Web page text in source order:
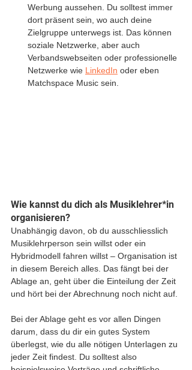
Werbung aussehen. Du solltest immer
dort präsent sein, wo auch deine
Zielgruppe unterwegs ist. Das können
soziale Netzwerke, aber auch
Verbandswebseiten oder professionelle
Netzwerke wie LinkedIn oder eben
Matchspace Music sein.
Wie kannst du dich als Musiklehrer*in
organisieren?
Unabhängig davon, ob du ausschliesslich
Musiklehrperson sein willst oder ein
Hybridmodell fahren willst – Organisation ist
in diesem Bereich alles. Das fängt bei der
Ablage an, geht über die Einteilung der Zeit
und hört bei der Abrechnung noch nicht auf.
Bei der Ablage geht es vor allen Dingen
darum, dass du dir ein gutes System
überlegst, wie du alle nötigen Unterlagen zu
jeder Zeit findest. Du solltest also